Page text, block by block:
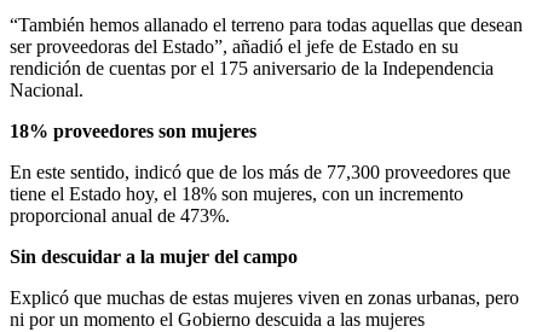
“También hemos allanado el terreno para todas aquellas que desean
ser proveedoras del Estado”, añadió el jefe de Estado en su
rendición de cuentas por el 175 aniversario de la Independencia
Nacional.
18% proveedores son mujeres
En este sentido, indicó que de los más de 77,300 proveedores que
tiene el Estado hoy, el 18% son mujeres, con un incremento
proporcional anual de 473%.
Sin descuidar a la mujer del campo
Explicó que muchas de estas mujeres viven en zonas urbanas, pero
ni por un momento el Gobierno descuida a las mujeres